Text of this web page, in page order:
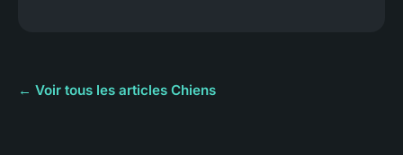
← Voir tous les articles Chiens